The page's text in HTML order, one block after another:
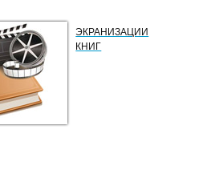
ЭКРАНИЗАЦИИ
КНИГ